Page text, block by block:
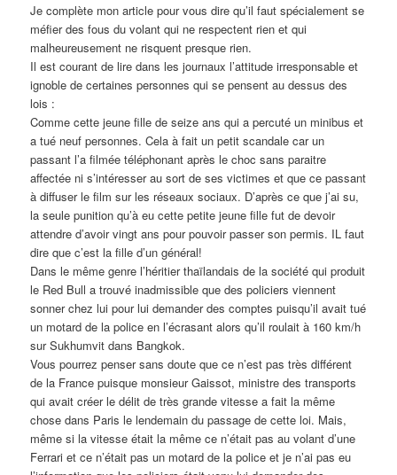
Je complète mon article pour vous dire qu’il faut spécialement se
méfier des fous du volant qui ne respectent rien et qui
malheureusement ne risquent presque rien.
Il est courant de lire dans les journaux l’attitude irresponsable et
ignoble de certaines personnes qui se pensent au dessus des
lois :
Comme cette jeune fille de seize ans qui a percuté un minibus et
a tué neuf personnes. Cela à fait un petit scandale car un
passant l’a filmée téléphonant après le choc sans paraitre
affectée ni s’intéresser au sort de ses victimes et que ce passant
à diffuser le film sur les réseaux sociaux. D’après ce que j’ai su,
la seule punition qu’à eu cette petite jeune fille fut de devoir
attendre d’avoir vingt ans pour pouvoir passer son permis. IL faut
dire que c’est la fille d’un général!
Dans le même genre l’héritier thaïlandais de la société qui produit
le Red Bull a trouvé inadmissible que des policiers viennent
sonner chez lui pour lui demander des comptes puisqu’il avait tué
un motard de la police en l’écrasant alors qu’il roulait à 160 km/h
sur Sukhumvit dans Bangkok.
Vous pourrez penser sans doute que ce n’est pas très différent
de la France puisque monsieur Gaissot, ministre des transports
qui avait créer le délit de très grande vitesse a fait la même
chose dans Paris le lendemain du passage de cette loi. Mais,
même si la vitesse était la même ce n’était pas au volant d’une
Ferrari et ce n’était pas un motard de la police et je n’ai pas eu